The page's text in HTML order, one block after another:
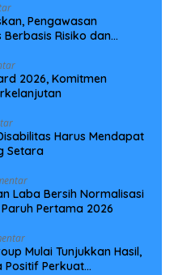
Pengawasan
Risiko dan
2026, Komitmen
Harus Mendapat
Setara
Laba Bersih Normalisasi
Pertama 2026
Mulai Tunjukkan Hasil,
Positif Perkuat